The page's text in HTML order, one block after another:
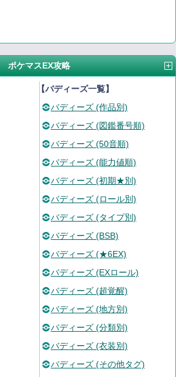
ポケマスEX攻略
【バディーズ一覧】
バディーズ (作品別)
バディーズ (図鑑番号順)
バディーズ (50音順)
バディーズ (能力値順)
バディーズ (初期★別)
バディーズ (ロール別)
バディーズ (タイプ別)
バディーズ (BSB)
バディーズ (★6EX)
バディーズ (EXロール)
バディーズ (超覚醒)
バディーズ (地方別)
バディーズ (分類別)
バディーズ (衣装別)
バディーズ (その他タグ)